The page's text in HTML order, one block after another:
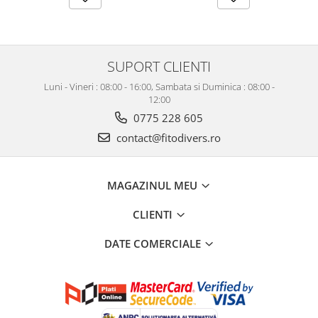
SUPORT CLIENTI
Luni - Vineri : 08:00 - 16:00, Sambata si Duminica : 08:00 -
12:00
0775 228 605
contact@fitodivers.ro
MAGAZINUL MEU
CLIENTI
DATE COMERCIALE